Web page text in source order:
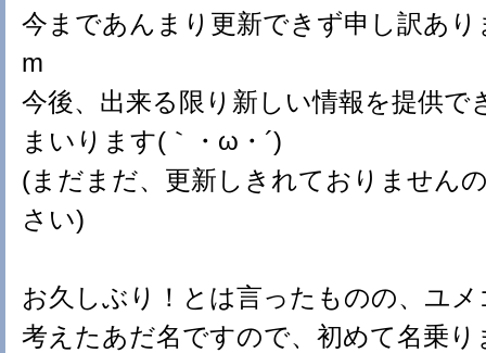
今まであんまり更新できず申し訳あり
m
今後、出来る限り新しい情報を提供で
まいります(｀・ω・´)ゞ
(まだまだ、更新しきれておりません
さい)
お久しぶり！とは言ったものの、ユ
考えたあだ名ですので、初めて名乗り